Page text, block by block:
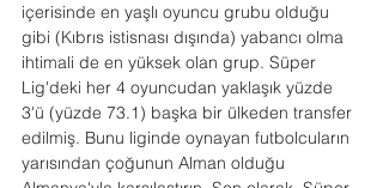
içerisinde en yaşlı oyuncu grubu olduğu
gibi (Kıbrıs istisnası dışında) yabancı olma
ihtimali de en yüksek olan grup. Süper
Lig'deki her 4 oyuncudan yaklaşık yüzde
3'ü (yüzde 73.1) başka bir ülkeden transfer
edilmiş. Bunu liginde oynayan futbolcuların
yarısından çoğunun Alman olduğu